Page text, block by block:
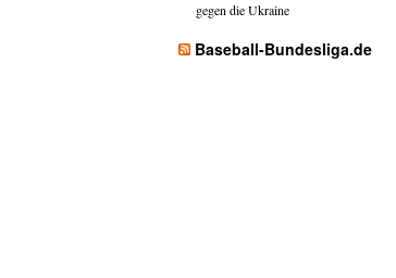
gegen die Ukraine
Baseball-Bundesliga.de